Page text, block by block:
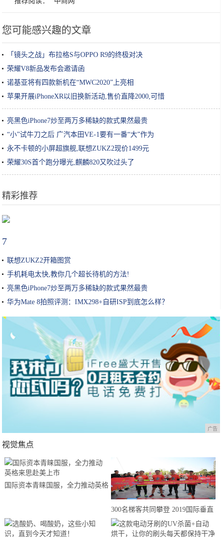
您可能感兴趣的文章
「镜头之战」布拉格S与OPPO R9的终极对决
荣耀V8新品发布会邀请函
诺基亚将有四款新机在“MWC2020”上亮相
苹果开展iPhoneXR以旧换新活动,售价直降2000,可惜
亮黑色iPhone7炒至两万多稀缺的款式果然最贵
“小”试牛刀之后 广汽本田VE-1要有一番“大”作为
永不卡顿的小屏超旗舰,联想ZUKZ2现价1499元
荣耀30S首个跑分曝光,麒麟820又吹过头了
精彩推荐
7
联想ZUKZ2开箱图赏
手机耗电太快,教你几个超长待机的方法!
亮黑色iPhone7炒至两万多稀缺的款式果然最贵
华为Mate 8拍照评测：IMX298+自研ISP到底怎么样？
广告
视觉焦点
国际资本青睐国服，全力推动英格
300名梯客共同攀登 2019国际垂直
马拉松超级精英赛顺德海骏达中心